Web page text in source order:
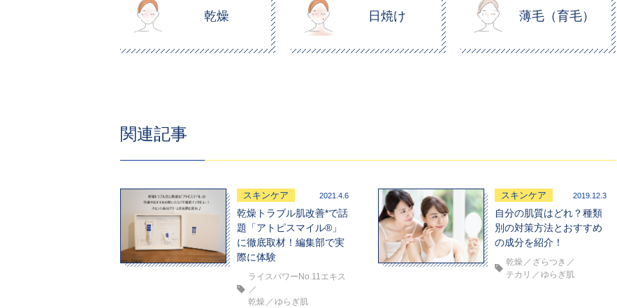
乾燥 日焼け 薄毛（育毛）
関連記事
スキンケア 2021.4.6
乾燥トラブル肌改善*で話
題「アトピスマイル®」
に徹底取材！編集部で実
際に体験
ライスパワーNo.11エキス
乾燥 ゆらぎ肌
スキンケア 2019.12.3
自分の肌質はどれ？種類
別の対策方法とおすすめ
の成分を紹介！
乾燥
ざらつき
テカリ
ゆらぎ肌